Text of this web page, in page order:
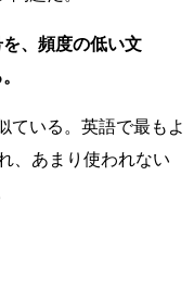
、頻度の低い文
ている。英語で最もよ
、あまり使われない